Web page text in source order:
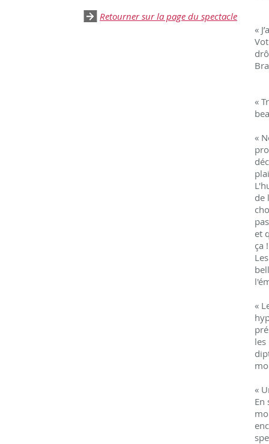
Retourner sur la page du spectacle
«
«
«
de
et
ça
«
«
En